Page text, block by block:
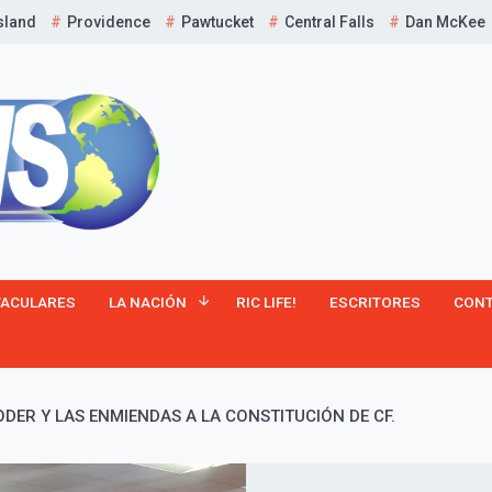
Providence Pawtucket Central Falls Dan McKee
LA NACIÓN RIC LIFE! ESCRITORES
Y LAS ENMIENDAS A LA CONSTITUCIÓN DE CF.